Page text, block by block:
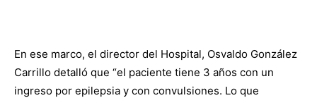
En ese marco, el director del Hospital, Osvaldo González
Carrillo detalló que “el paciente tiene 3 años con un
ingreso por epilepsia y con convulsiones. Lo que